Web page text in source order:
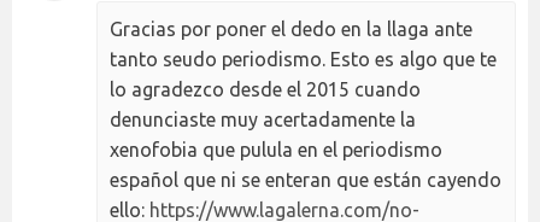
Gracias por poner el dedo en la llaga ante
tanto seudo periodismo. Esto es algo que te
lo agradezco desde el 2015 cuando
denunciaste muy acertadamente la
xenofobia que pulula en el periodismo
español que ni se enteran que están cayendo
ello: https://www.lagalerna.com/no-